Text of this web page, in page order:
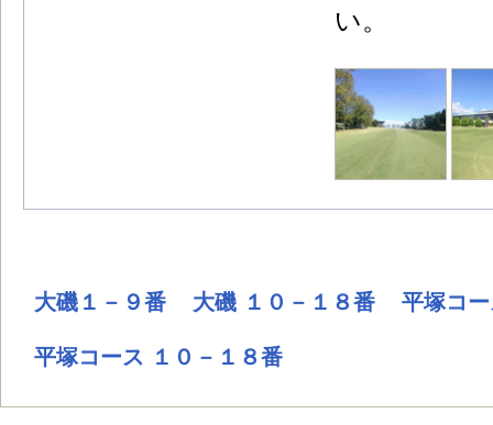
い。
大磯１－９番 大磯 １０－１８番 平塚コ
平塚コース １０－１８番